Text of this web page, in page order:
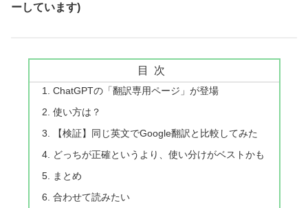
ーしています)
目次
ChatGPTの「翻訳専用ページ」が登場
使い方は？
【検証】同じ英文でGoogle翻訳と比較してみた
どっちが正確というより、使い分けがベストかも
まとめ
合わせて読みたい